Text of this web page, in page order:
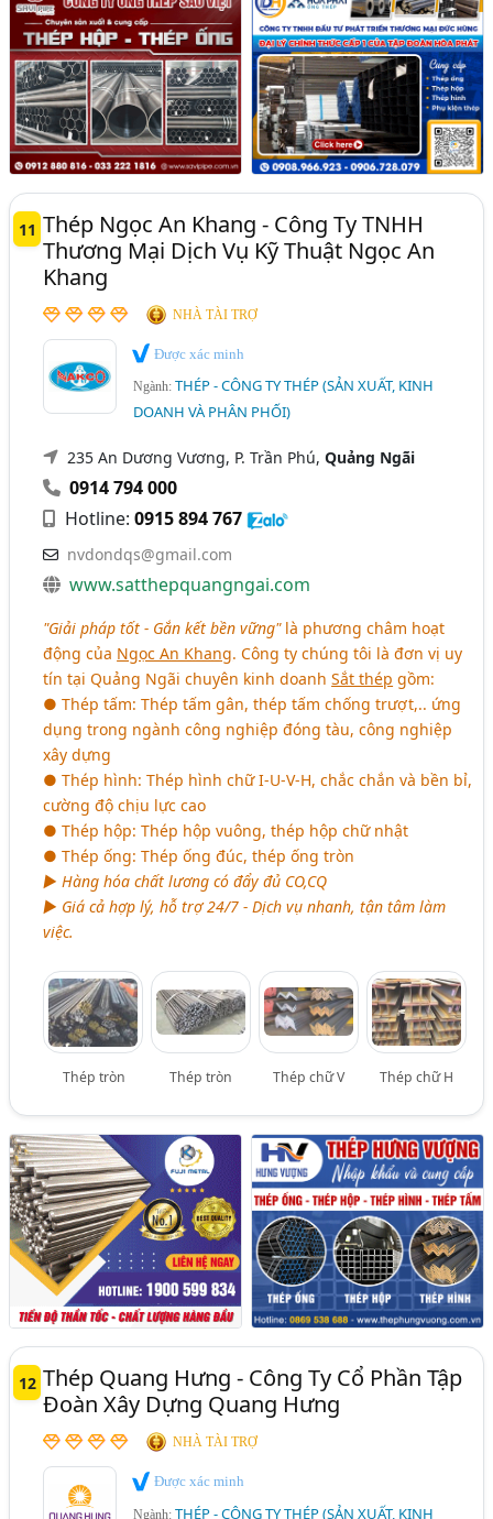
11 Thép Ngọc An Khang - Công Ty TNHH
Thương Mại Dịch Vụ Kỹ Thuật Ngọc An
Khang
NHÀ TÀI TRỢ
Được xác minh
Ngành:THÉP - CÔNG TY THÉP (SẢN XUẤT, KINH
DOANH VÀ PHÂN PHỐI)
235 An Dương Vương, P. Trần Phú,Quảng Ngãi
0914 794 000
Hotline:0915 894 767
nvdondqs@gmail.com
www.satthepquangngai.com
"Giải pháp tốt - Gắn kết bền vững"là phương châm hoạt
động của Ngọc An Khang. Công ty chúng tôi là đơn vị uy
tín tại Quảng Ngãi chuyên kinh doanhSắt thép gồm:
● Thép tấm: Thép tấm gân, thép tấm chống trượt,.. ứng
dụng trong ngành công nghiệp đóng tàu, công nghiệp
xây dựng
● Thép hình: Thép hình chữ I-U-V-H, chắc chắn và bền bỉ,
cường độ chịu lực cao
● Thép hộp: Thép hộp vuông, thép hộp chữ nhật
● Thép ống: Thép ống đúc, thép ống tròn
► Hàng hóa chất lương có đẩy đủ CO,CQ
► Giá cả hợp lý, hỗ trợ 24/7 - Dịch vụ nhanh, tận tâm làm
việc.
Thép tròn Thép tròn Thép chữ V Thép chữ H
12 Thép Quang Hưng - Công Ty Cổ Phần Tập
Đoàn Xây Dựng Quang Hưng
NHÀ TÀI TRỢ
Được xác minh
Ngành:THÉP - CÔNG TY THÉP (SẢN XUẤT, KINH